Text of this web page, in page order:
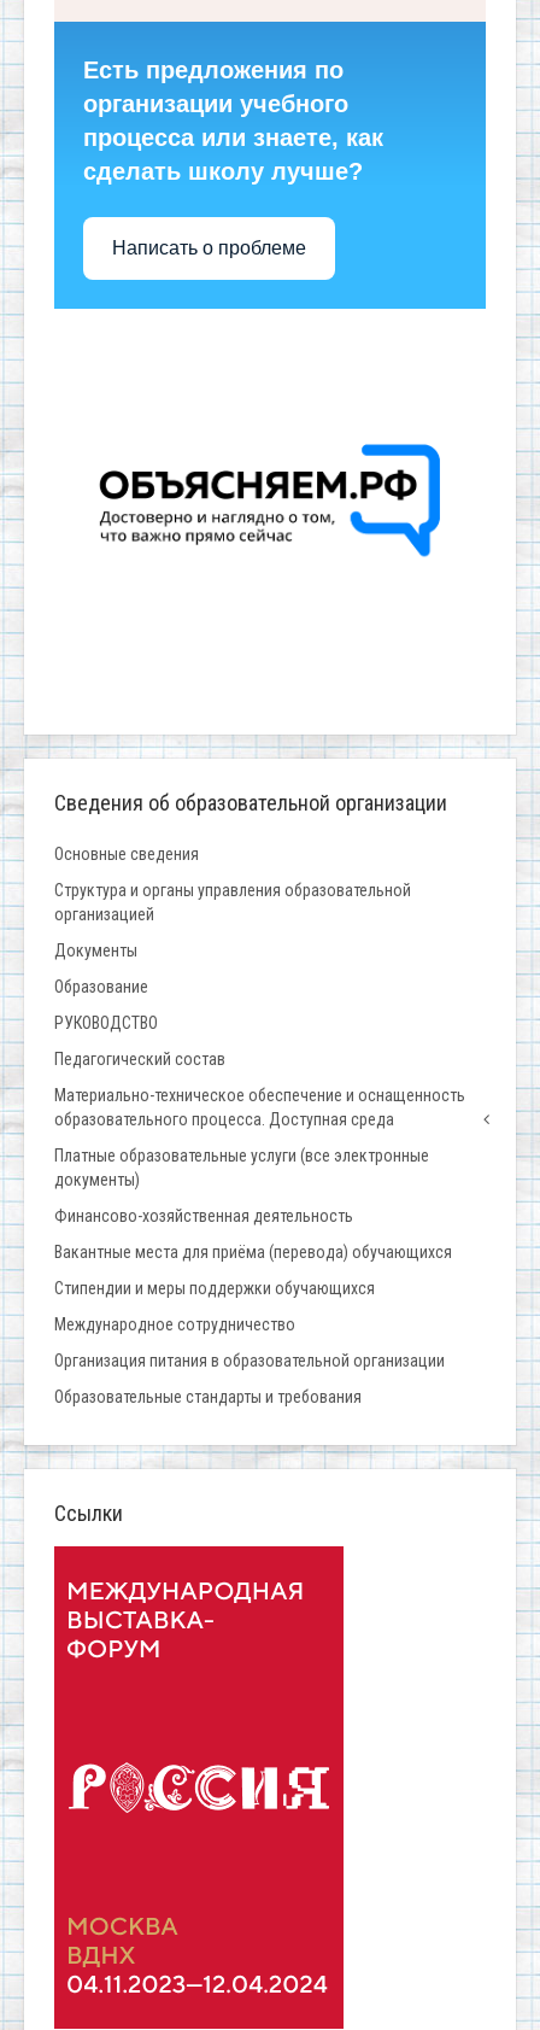
Есть предложения по
организации учебного
процесса или знаете, как
сделать школу лучше?
Написать о проблеме
Сведения об образовательной организации
Основные сведения
Структура и органы управления образовательной
организацией
Документы
Образование
РУКОВОДСТВО
Педагогический состав
Материально-техническое обеспечение и оснащенность
образовательного процесса. Доступная среда
Платные образовательные услуги (все электронные
документы)
Финансово-хозяйственная деятельность
Вакантные места для приёма (перевода) обучающихся
Стипендии и меры поддержки обучающихся
Международное сотрудничество
Организация питания в образовательной организации
Образовательные стандарты и требования
Ссылки